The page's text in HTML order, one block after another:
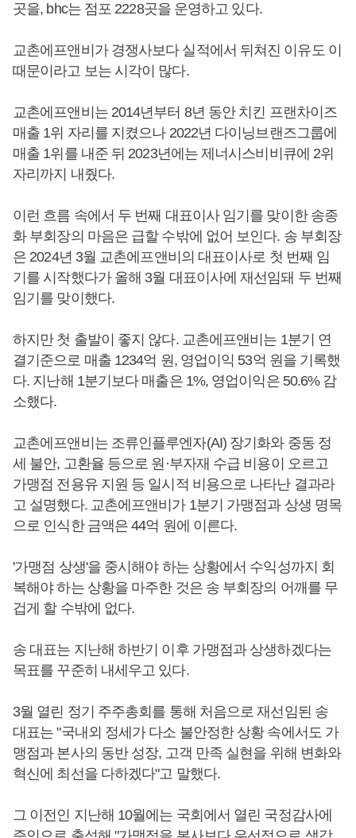
곳을, bhc는 점포 2228곳을 운영하고 있다.
교촌에프앤비가 경쟁사보다 실적에서 뒤쳐진 이유도 이
때문이라고 보는 시각이 많다.
교촌에프앤비는 2014년부터 8년 동안 치킨 프랜차이즈
매출 1위 자리를 지켰으나 2022년 다이닝브랜즈그룹에
매출 1위를 내준 뒤 2023년에는 제너시스비비큐에 2위
자리까지 내줬다.
이런 흐름 속에서 두 번째 대표이사 임기를 맞이한 송종
화 부회장의 마음은 급할 수밖에 없어 보인다. 송 부회장
은 2024년 3월 교촌에프앤비의 대표이사로 첫 번째 임
기를 시작했다가 올해 3월 대표이사에 재선임돼 두 번째
임기를 맞이했다.
하지만 첫 출발이 좋지 않다. 교촌에프앤비는 1분기 연
결기준으로 매출 1234억 원, 영업이익 53억 원을 기록했
다. 지난해 1분기보다 매출은 1%, 영업이익은 50.6% 감
소했다.
교촌에프앤비는 조류인플루엔자(AI) 장기화와 중동 정
세 불안, 고환율 등으로 원·부자재 수급 비용이 오르고
가맹점 전용유 지원 등 일시적 비용으로 나타난 결과라
고 설명했다. 교촌에프앤비가 1분기 가맹점과 상생 명목
으로 인식한 금액은 44억 원에 이른다.
'가맹점 상생'을 중시해야 하는 상황에서 수익성까지 회
복해야 하는 상황을 마주한 것은 송 부회장의 어깨를 무
겁게 할 수밖에 없다.
송 대표는 지난해 하반기 이후 가맹점과 상생하겠다는
목표를 꾸준히 내세우고 있다.
3월 열린 정기 주주총회를 통해 처음으로 재선임된 송
대표는 "국내외 정세가 다소 불안정한 상황 속에서도 가
맹점과 본사의 동반 성장, 고객 만족 실현을 위해 변화와
혁신에 최선을 다하겠다"고 말했다.
그 이전인 지난해 10월에는 국회에서 열린 국정감사에